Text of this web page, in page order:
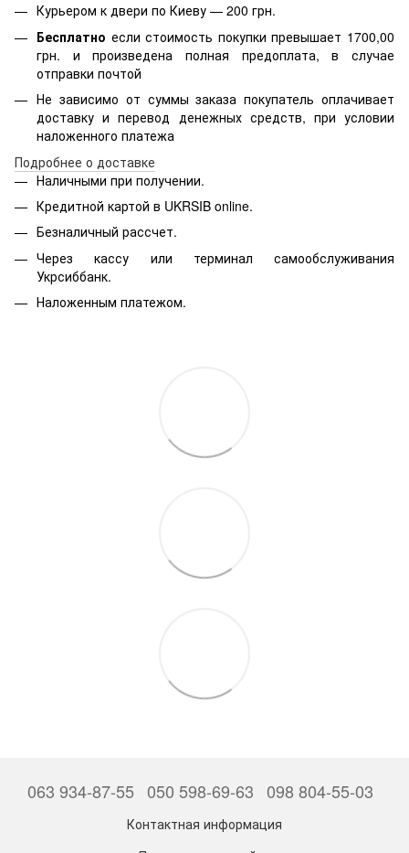
Курьером к двери по Киеву — 200 грн.
Бесплатно если стоимость покупки превышает 1700,00
грн. и произведена полная предоплата, в случае
отправки почтой
Не зависимо от суммы заказа покупатель оплачивает
доставку и перевод денежных средств, при условии
наложенного платежа
Подробнее о доставке
Наличными при получении.
Кредитной картой в UKRSIB online.
Безналичный рассчет.
Через кассу или терминал самообслуживания
Укрсиббанк.
Наложенным платежом.
063 934-87-55 050 598-69-63 098 804-55-03
Контактная информация